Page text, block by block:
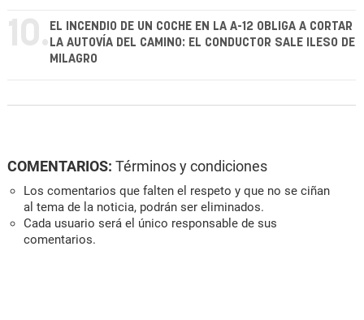
10. EL INCENDIO DE UN COCHE EN LA A-12 OBLIGA A CORTAR
LA AUTOVÍA DEL CAMINO: EL CONDUCTOR SALE ILESO DE
MILAGRO
COMENTARIOS: Términos y condiciones
Los comentarios que falten el respeto y que no se ciñan
al tema de la noticia, podrán ser eliminados.
Cada usuario será el único responsable de sus
comentarios.